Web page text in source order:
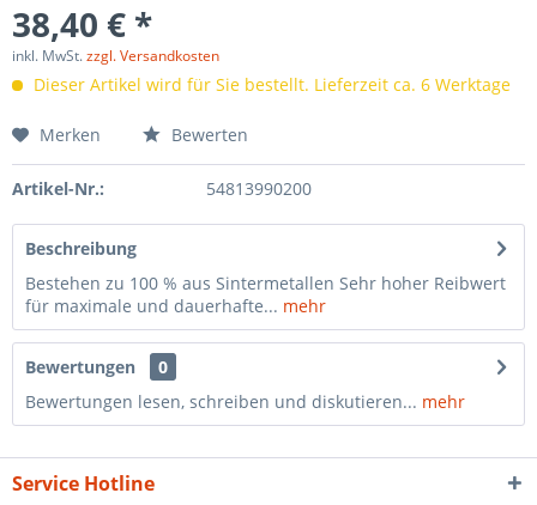
38,40 € *
inkl. MwSt.zzgl. Versandkosten
Dieser Artikel wird für Sie bestellt. Lieferzeit ca. 6 Werktage
Merken Bewerten
Artikel-Nr.: 54813990200
Beschreibung
Bestehen zu 100 % aus Sintermetallen Sehr hoher Reibwert
für maximale und dauerhafte... mehr
Bewertungen
0
Bewertungen lesen, schreiben und diskutieren... mehr
Service Hotline